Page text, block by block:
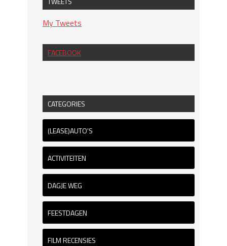
My Tweets
FACEBOOK
CATEGORIES
(LEASE)AUTO'S
ACTIVITEITEN
DAGJE WEG
FEESTDAGEN
FILM RECENSIES